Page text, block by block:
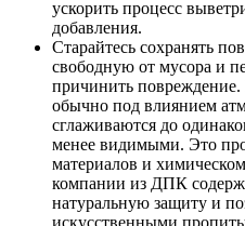
ускорить процесс
добавления.
Старайтесь сохранять
свободную от мусора и
причинить
обычно под влиянием
сглаживаются до
менее видимыми. Это
материалов и
компании из ДПК
натуральную защиту и